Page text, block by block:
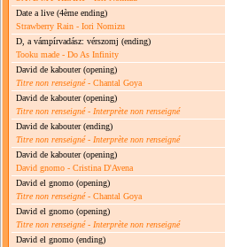
Date a live (4ème ending)
Strawberry Rain - Iori Nomizu
D, a vámpírvadász: vérszomj (ending)
Tooku made - Do As Infinity
David de kabouter(opening)
Titre non renseigné- Chantal Goya
David de kabouter(opening)
Titre non renseigné- Interprète non renseigné
David de kabouter(ending)
Titre non renseigné- Interprète non renseigné
David de kabouter(opening)
David gnomo - Cristina D'Avena
David el gnomo (opening)
Titre non renseigné- Chantal Goya
David el gnomo (opening)
Titre non renseigné- Interprète non renseigné
David el gnomo (ending)